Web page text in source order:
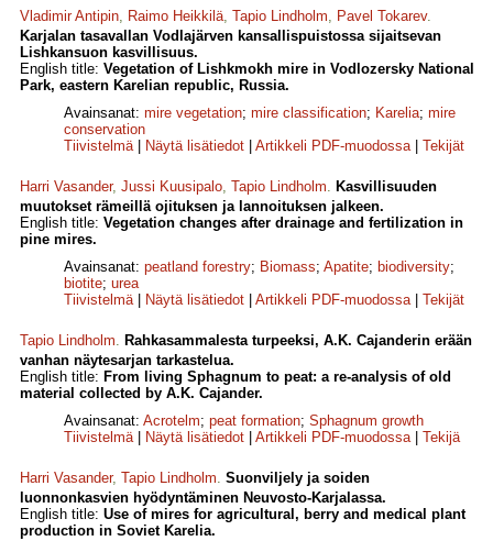
Vladimir Antipin, Raimo Heikkilä, Tapio Lindholm, Pavel Tokarev.
Karjalan tasavallan Vodlajärven kansallispuistossa sijaitsevan
Lishkansuon kasvillisuus.
English title: Vegetation of Lishkmokh mire in Vodlozersky National
Park, eastern Karelian republic, Russia.
Avainsanat: mire vegetation; mire classification; Karelia; mire
conservation
Tiivistelmä| Näytä lisätiedot Artikkeli PDF-muodossa| Tekijät
Harri Vasander, Jussi Kuusipalo, Tapio Lindholm. Kasvillisuuden
muutokset rämeillä ojituksen ja lannoituksen jalkeen.
English title: Vegetation changes after drainage and fertilization in
pine mires.
Avainsanat: peatland forestry; Biomass; Apatite; biodiversity;
biotite; urea
Tiivistelmä| Näytä lisätiedot Artikkeli PDF-muodossa| Tekijät
Tapio Lindholm. Rahkasammalesta turpeeksi, A.K. Cajanderin erään
vanhan näytesarjan tarkastelua.
English title: From living Sphagnum to peat: a re-analysis of old
material collected by A.K. Cajander.
Avainsanat: Acrotelm; peat formation; Sphagnum growth
Tiivistelmä| Näytä lisätiedot Artikkeli PDF-muodossa| Tekijä
Harri Vasander, Tapio Lindholm. Suonviljely ja soiden
luonnonkasvien hyödyntäminen Neuvosto-Karjalassa.
English title: Use of mires for agricultural, berry and medical plant
production in Soviet Karelia.